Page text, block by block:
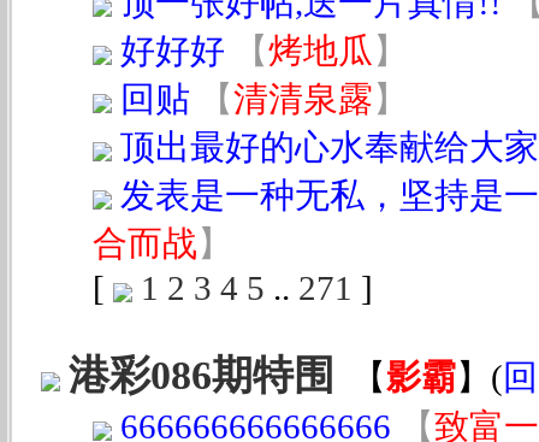
好好好
【烤地瓜 】
回贴
【清清泉露】
顶出最好的心水奉献给大家
发表是一种无私，坚持是
合而战】
[
1 2 3 4 5 .. 271 ]
港彩086期特围 【影霸】 (回
666666666666666
【致富